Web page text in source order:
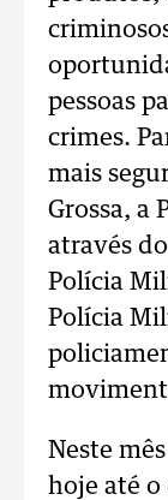
pessoas
crimes.
mais
Grossa, a
através
Polícia
Polícia
Neste
hoje até o